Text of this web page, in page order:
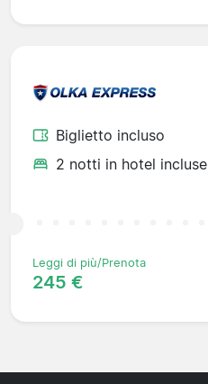
Biglietto incluso
2 notti in hotel incluse
Leggi di più/Prenota
245 €